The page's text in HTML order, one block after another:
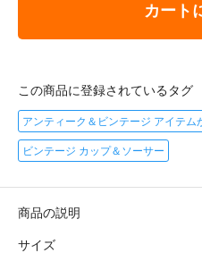
カート
この商品に登録されているタグ
アンティーク＆ビンテージ アイテム
ビンテージ カップ＆ソーサー
商品の説明
サイズ